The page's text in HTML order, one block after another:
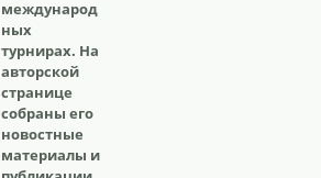
международ
ных
турнирах. На
авторской
странице
собраны его
новостные
материалы и